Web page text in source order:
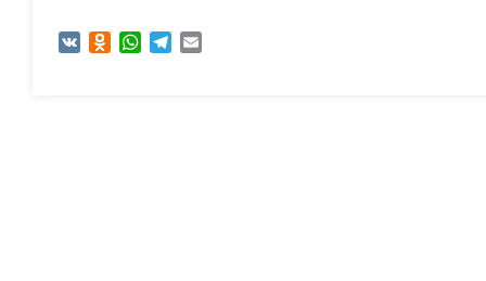
VK Odnoklassniki
WhatsAppTelegram